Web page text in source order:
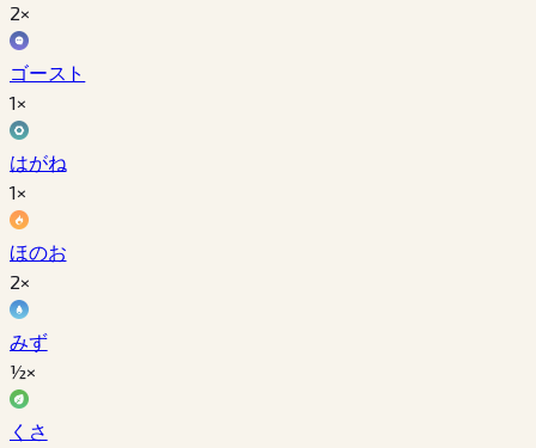
2×
ゴースト
1×
はがね
1×
ほのお
2×
みず
½×
くさ